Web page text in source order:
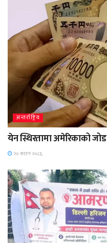
अन्तर्राष्ट्रिय
येन स्थिरतामा अमेरिकाको जोड
२० साउन २०८३,